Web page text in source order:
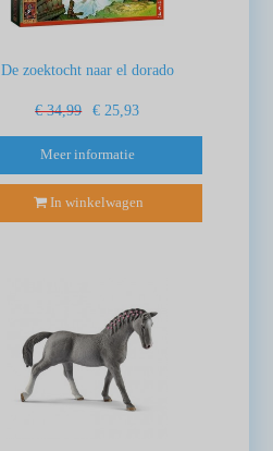
De zoektocht naar el dorado
€ 34,99 € 25,93
Meer informatie
In winkelwagen